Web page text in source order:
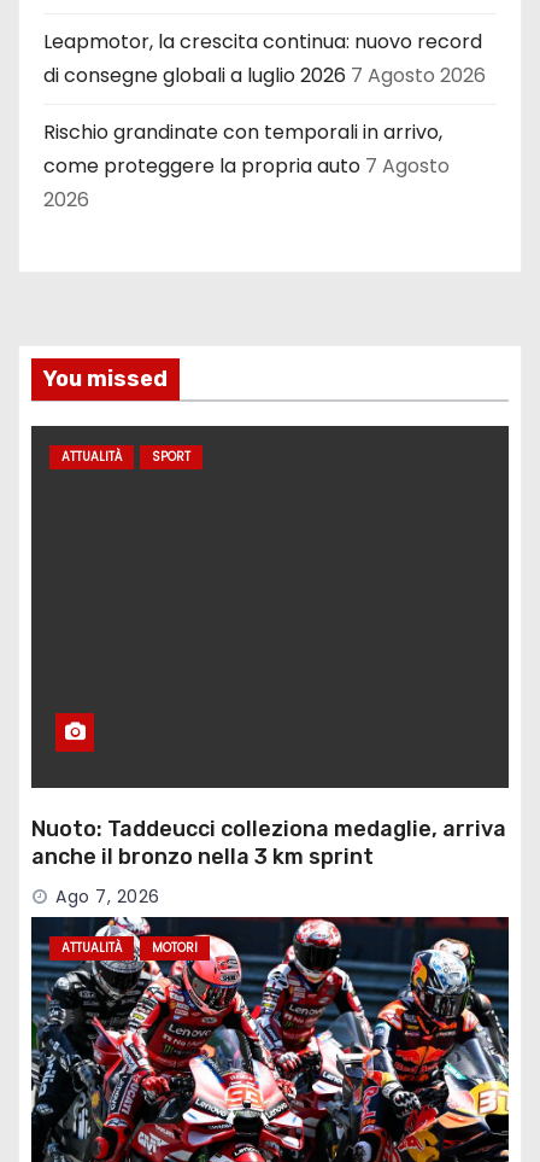
Leapmotor, la crescita continua: nuovo record
di consegne globali a luglio 2026 7 Agosto 2026
Rischio grandinate con temporali in arrivo,
come proteggere la propria auto 7 Agosto
2026
You missed
ATTUALITÀ SPORT
Nuoto: Taddeucci colleziona medaglie, arriva
anche il bronzo nella 3 km sprint
Ago 7, 2026
ATTUALITÀ MOTORI